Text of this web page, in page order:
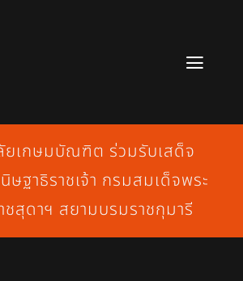
ทยาลัย
ยเกษมบัณฑิต ร่วมรับเสด็จ
ษฐาธิราชเจ้า กรมสมเด็จพระ
ชสุดาฯ สยามบรมราชกุมารี